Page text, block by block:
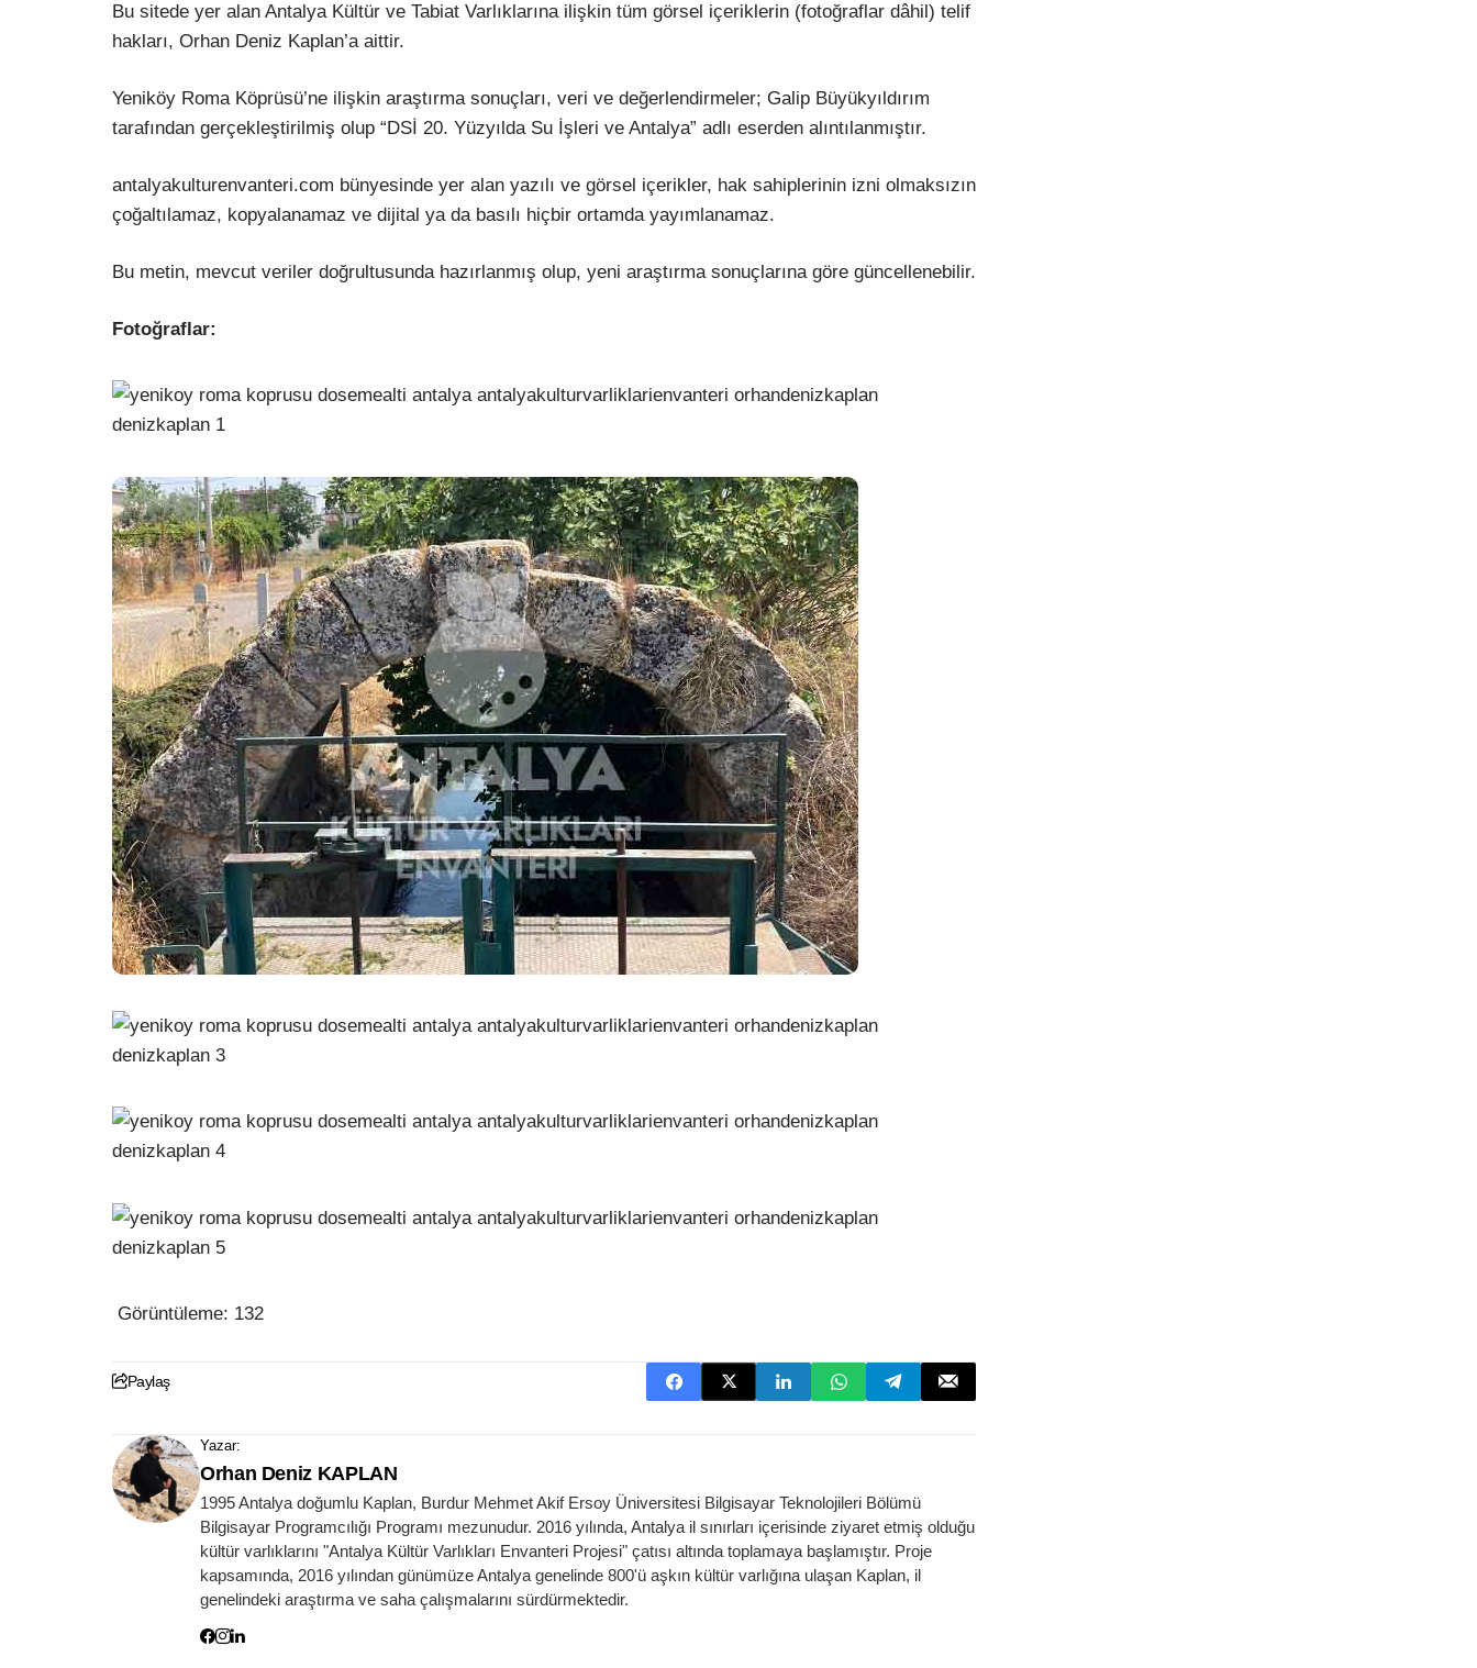
Bu sitede yer alan Antalya Kültür ve Tabiat Varlıklarına ilişkin tüm görsel içeriklerin (fotoğraflar dâhil) telif
hakları, Orhan Deniz Kaplan’a aittir.
Yeniköy Roma Köprüsü’ne ilişkin araştırma sonuçları, veri ve değerlendirmeler; Galip Büyükyıldırım
tarafından gerçekleştirilmiş olup “DSİ 20. Yüzyılda Su İşleri ve Antalya” adlı eserden alıntılanmıştır.
antalyakulturenvanteri.com bünyesinde yer alan yazılı ve görsel içerikler, hak sahiplerinin izni olmaksızın
çoğaltılamaz, kopyalanamaz ve dijital ya da basılı hiçbir ortamda yayımlanamaz.
Bu metin, mevcut veriler doğrultusunda hazırlanmış olup, yeni araştırma sonuçlarına göre güncellenebilir.
Fotoğraflar:
Görüntüleme: 132
Paylaş
Yazar:
Orhan Deniz KAPLAN
1995 Antalya doğumlu Kaplan, Burdur Mehmet Akif Ersoy Üniversitesi Bilgisayar Teknolojileri Bölümü
Bilgisayar Programcılığı Programı mezunudur. 2016 yılında, Antalya il sınırları içerisinde ziyaret etmiş olduğu
kültür varlıklarını "Antalya Kültür Varlıkları Envanteri Projesi" çatısı altında toplamaya başlamıştır. Proje
kapsamında, 2016 yılından günümüze Antalya genelinde 800'ü aşkın kültür varlığına ulaşan Kaplan, il
genelindeki araştırma ve saha çalışmalarını sürdürmektedir.